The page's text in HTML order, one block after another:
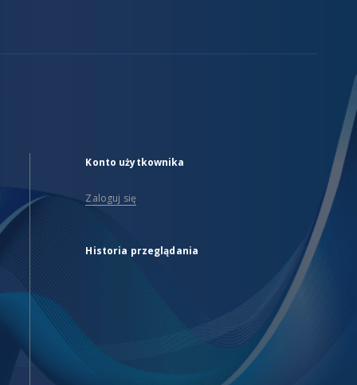
Konto użytkownika
Zaloguj się
Historia przeglądania